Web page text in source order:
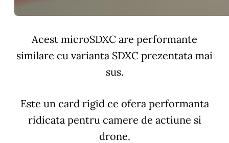
Acest microSDXC are performante
similare cu varianta SDXC prezentata mai
sus.
Este un card rigid ce ofera performanta
ridicata pentru camere de actiune si
drone.